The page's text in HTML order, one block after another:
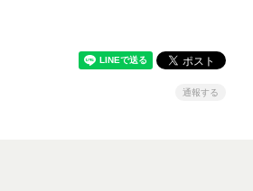
通報する